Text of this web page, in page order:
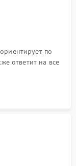
по
ответит на все